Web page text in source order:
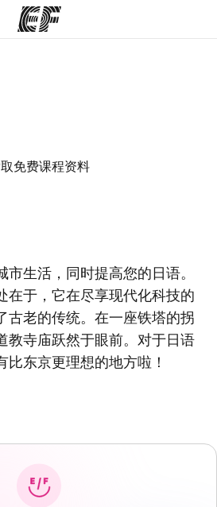
免费课程资料
生活，同时提高您的日语。
在于，它在尽享现代化科技的
古老的传统。在一座铁塔的拐
教寺庙跃然于眼前。对于日语
比东京更理想的地方啦！